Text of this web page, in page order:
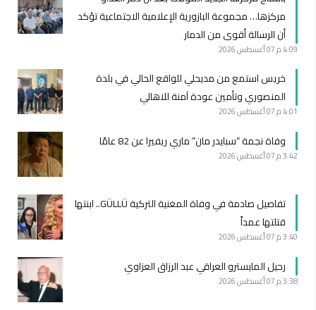
مركزها… مجموعة البازورية الإعلامية الاجتماعية تؤكد
أن الرسالة أقوى من الدمار
4:09 م 07 أغسطس 2026
خريس استمع من مديحلي للواقع الحالي في بلدة
المنصوري وتأمين عودة آمنة للاهالي
4:01 م 07 أغسطس 2026
وفاة نجمة “سبايدر مان” ماري ريفيرا عن 82 عامًا
3:42 م 07 أغسطس 2026
تفاصيل صادمة في وفاة المغنية التركية GÜLLÜ.. ابنتها
قتلتها عمداً
3:40 م 07 أغسطس 2026
رحيل المايسترو العراقي عبد الرزاق العزاوي
3:38 م 07 أغسطس 2026